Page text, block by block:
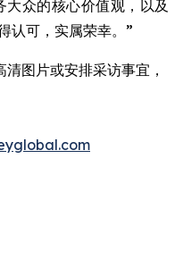
众的核心价值观，以及
认可，实属荣幸。”
图片或安排采访事宜，